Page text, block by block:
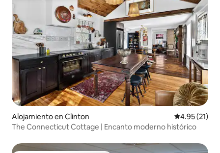
Alojamiento en Clinton Calificación
4.95 (21)
The Connecticut Cottage | Encanto moderno histórico